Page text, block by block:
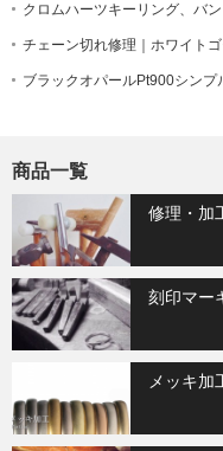
クロムハーツキーリング、バ
チェーン切れ修理｜ホワイト
ブラックオパールPt900シン
商品一覧
修理・加
刻印マー
メッキ加